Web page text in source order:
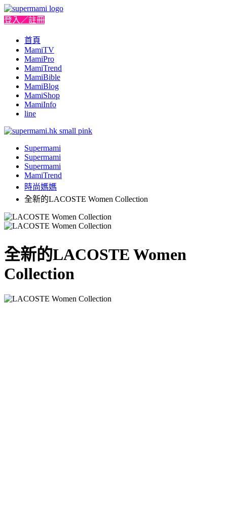
登入／註冊
首頁
MamiTV
MamiPro
MamiTrend
MamiBible
MamiBlog
MamiShop
MamiInfo
line
Supermami
Supermami
Supermami
MamiTrend
時尚媽媽
全新的LACOSTE Women Collection
全新的LACOSTE Women
Collection